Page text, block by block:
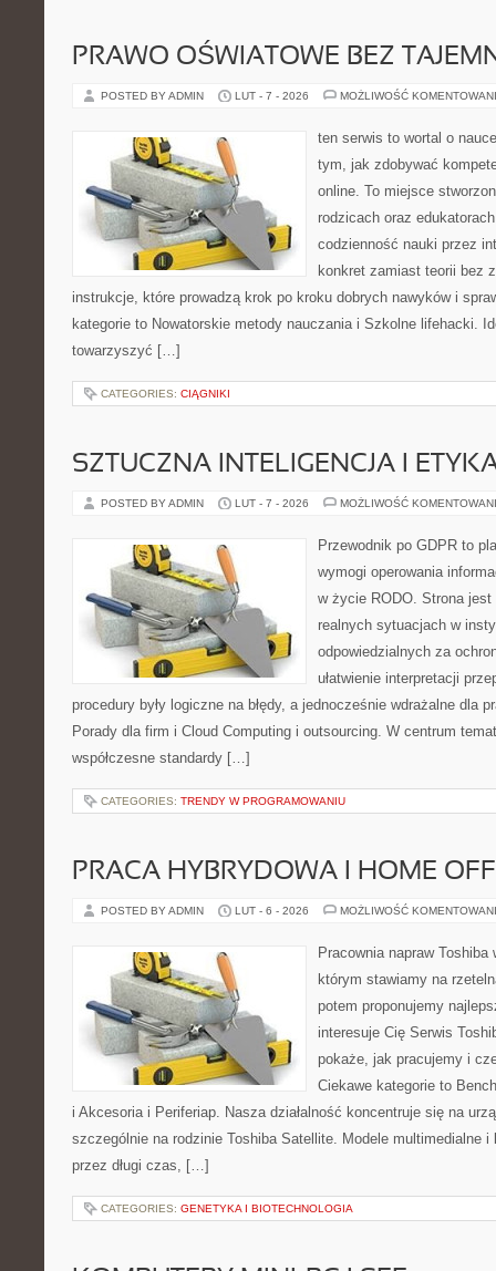
PRAWO OŚWIATOWE BEZ
POSTED BY ADMIN LUT - 7 - 2026 MOŻLIWOŚĆ
ten serwis to wortal o
tym, jak zdobywać
online. To miejsce
rodzicach oraz
codzienność nauki przez
konkret zamiast teorii bez
instrukcje, które prowadzą krok po kroku dobrych nawyków i
kategorie to Nowatorskie metody nauczania i Szkolne lifehacki.
towarzyszyć […]
CATEGORIES: CIĄGNIKI
SZTUCZNA INTELIGENCJA I
POSTED BY ADMIN LUT - 7 - 2026 MOŻLIWOŚĆ
Przewodnik po GDPR to
wymogi operowania
w życie RODO. Strona
realnych sytuacjach w
odpowiedzialnych za
ułatwienie interpretacji
procedury były logiczne na błędy, a jednocześnie wdrażalne dla
Porady dla firm i Cloud Computing i outsourcing. W centrum
współczesne standardy […]
CATEGORIES: TRENDY W PROGRAMOWANIU
PRACA HYBRYDOWA I HOME
POSTED BY ADMIN LUT - 6 - 2026 MOŻLIWOŚĆ
Pracownia napraw
którym stawiamy na
potem proponujemy
interesuje Cię Serwis
pokaże, jak pracujemy i
Ciekawe kategorie to
i Akcesoria i Periferiap. Nasza działalność koncentruje się na
szczególnie na rodzinie Toshiba Satellite. Modele multimedialne i
przez długi czas, […]
CATEGORIES: GENETYKA I BIOTECHNOLOGIA